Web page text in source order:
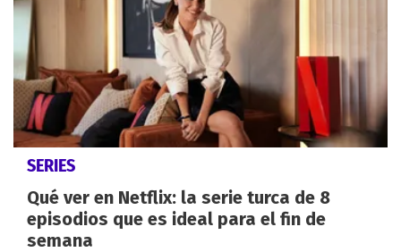
SERIES
Qué ver en Netflix: la serie turca de 8
episodios que es ideal para el fin de
semana